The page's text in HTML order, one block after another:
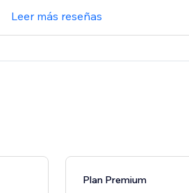
Leer más reseñas
Plan Premium